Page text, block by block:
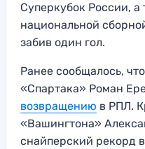
Суперкубок России,
национальной
забив один гол.
Ранее сообщалось,
«Спартака» Роман
возвращению в РПЛ.
«Вашингтона»
снайперский рекорд